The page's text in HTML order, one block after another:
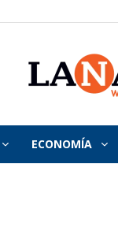
ECONOMÍA